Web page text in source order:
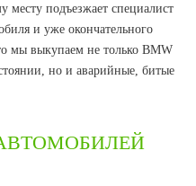
месту подъезжает специалист
и уже окончательного
мы выкупаем не только BMW
но и аварийные, битые